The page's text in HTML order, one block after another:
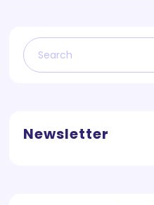
Newsletter